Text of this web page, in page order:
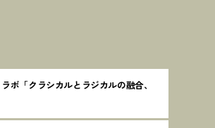
ボ「クラシカルとラジカルの融合、